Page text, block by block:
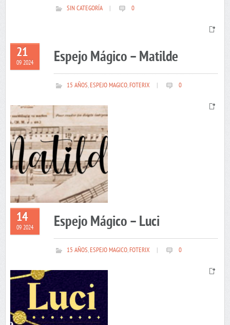
SIN CATEGORÍA 0
21
09 2024 Espejo Mágico – Matilde
15 AÑOS,ESPEJO MAGICO,FOTERIX 0
14
09 2024 Espejo Mágico – Luci
15 AÑOS,ESPEJO MAGICO,FOTERIX 0